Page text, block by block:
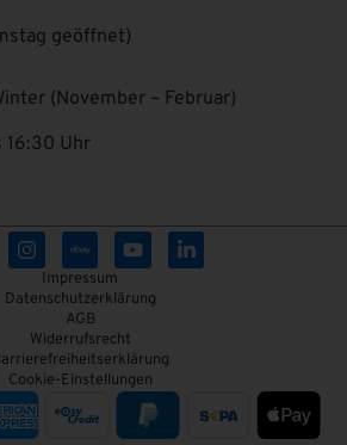
geöffnet)
(November – Februar)
16:30 Uhr
Impressum
Datenschutzerklärung
AGB
Widerrufsrecht
Cookie-Einstellungen